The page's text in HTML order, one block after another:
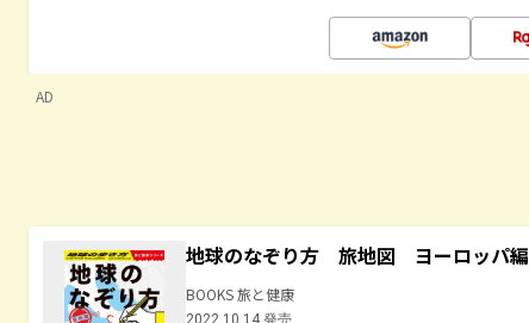
AD
地球のなぞり方 旅地図 ヨーロッパ編
BOOKS 旅と健康
2022.10.14 発売